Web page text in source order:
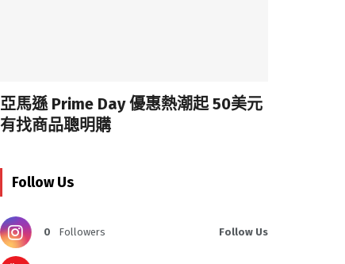
亞馬遜 Prime Day 優惠熱潮起 50美元
有找商品聰明購
Follow Us
0 Followers Follow Us